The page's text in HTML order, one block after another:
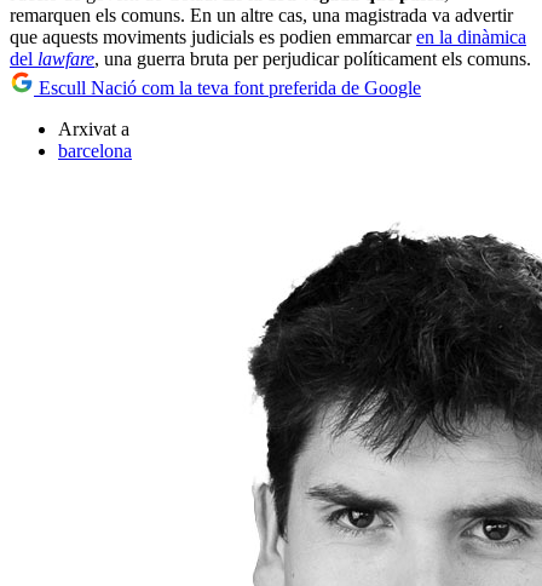
remarquen els comuns. En un altre cas, una magistrada va advertir
que aquests moviments judicials es podien emmarcaren la dinàmica
del lawfare, una guerra bruta per perjudicar políticament els comuns.
Escull Nació com la teva font preferida de Google
Arxivat a
barcelona